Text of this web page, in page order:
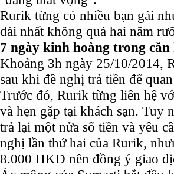
Rurik từng có nhiều bạn gái
dài nhất không quá hai năm
7 ngày kinh hoàng trong căn
Khoảng 3h ngày 25/10/2014,
sau khi đề nghị trả tiền để
Trước đó, Rurik từng liên hệ
và hẹn gặp tại khách sạn. Tuy
trả lại một nửa số tiền và yêu
nghị lần thứ hai của Rurik,
8.000 HKD nên đồng ý giao